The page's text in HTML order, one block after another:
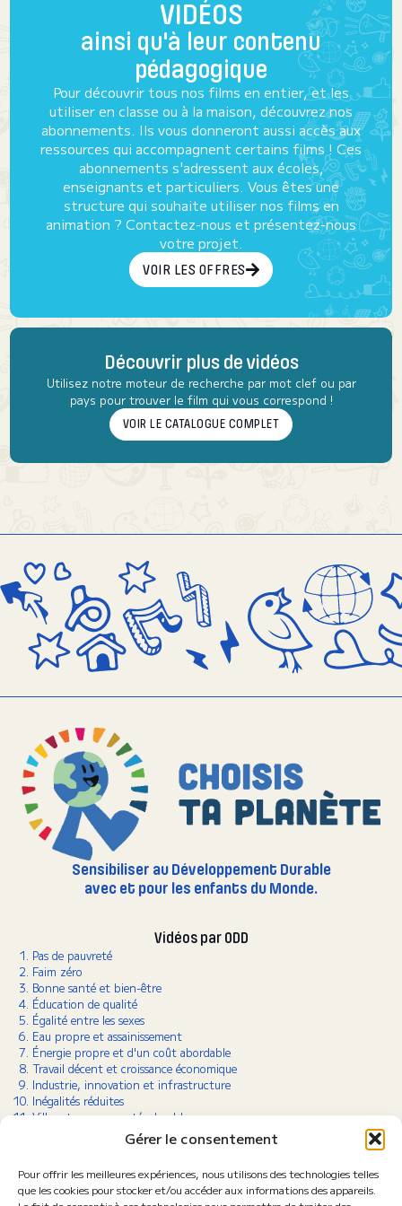
Gérer le consentement
Pour offrir les meilleures expériences, nous utilisons des technologies telles
que les cookies pour stocker et/ou accéder aux informations des appareils.
VIDÉOS
ainsi qu'à leur contenu
pédagogique
Pour découvrir tous nos films en entier, et les
utiliser en classe ou à la maison, découvrez nos
abonnements. Ils vous donneront aussi accès aux
ressources qui accompagnent certains films ! Ces
abonnements s'adressent aux écoles,
enseignants et particuliers. Vous êtes une
structure qui souhaite utiliser nos films en
animation ? Contactez-nous et présentez-nous
votre projet.
VOIR LES OFFRES
Découvrir plus de vidéos
Utilisez notre moteur de recherche par mot clef ou par
pays pour trouver le film qui vous correspond !
VOIR LE CATALOGUE COMPLET
Sensibiliser au Développement Durable
avec et pour les enfants du Monde.
Vidéos par ODD
Pas de pauvreté
Faim zéro
Bonne santé et bien-être
Éducation de qualité
Égalité entre les sexes
Eau propre et assainissement
Énergie propre et d'un coût abordable
Travail décent et croissance économique
Industrie, innovation et infrastructure
Inégalités réduites
Villes et communautés durables
Consommation et production responsables
Lutte contre le changement climatique
Vie terrestre
Paix, justice et institutions efficaces